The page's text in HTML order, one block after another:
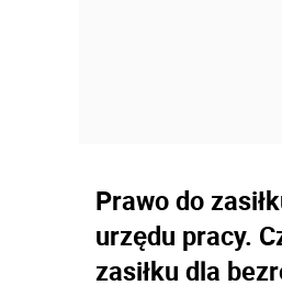
Prawo do
urzędu pracy.
zasiłku dla